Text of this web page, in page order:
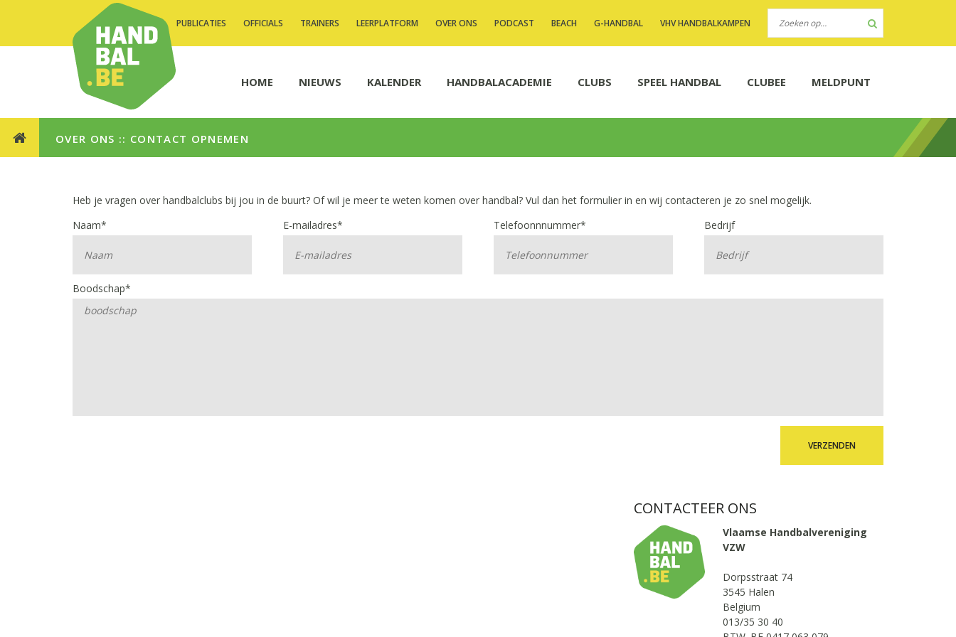
PUBLICATIES OFFICIALS TRAINERS LEERPLATFORM OVER ONS PODCAST BEACH G-HANDBAL VHV HANDBALKAMPEN
HOME NIEUWS KALENDER HANDBALACADEMIE CLUBS SPEEL HANDBAL CLUBEE MELDPUNT
OVER ONS :: CONTACT OPNEMEN
Heb je vragen over handbalclubs bij jou in de buurt? Of wil je meer te weten komen over handbal? Vul dan het formulier in en wij contacteren je zo snel mogelijk.
Naam*
E-mailadres* Telefoonnnummer* Bedrijf
Boodschap*
VERZENDEN
CONTACTEER ONS
Vlaamse Handbalvereniging
VZW
Dorpsstraat 74
3545 Halen
Belgium
013/35 30 40